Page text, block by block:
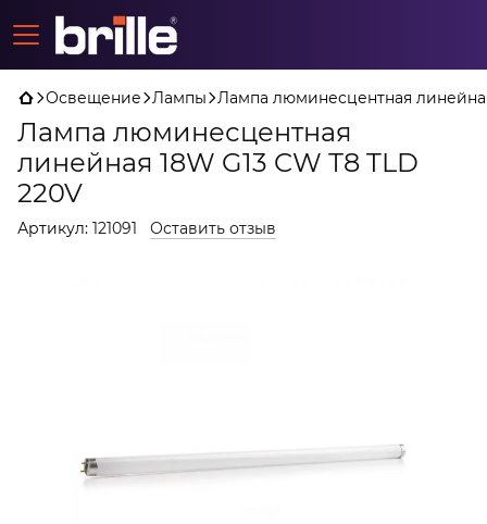
Освещение Лампы Лампа люминесцентная
Лампа люминесцентная
линейная 18W G13 CW Т8 TLD
220V
Артикул: 121091 Оставить отзыв